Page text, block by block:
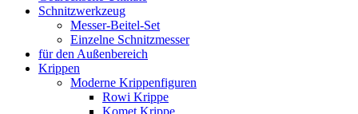
Schnitzwerkzeug
Messer-Beitel-Set
Einzelne Schnitzmesser
für den Außenbereich
Krippen
Moderne Krippenfiguren
Rowi Krippe
Komet Krippe